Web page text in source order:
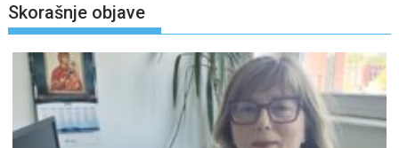
Skorašnje objave